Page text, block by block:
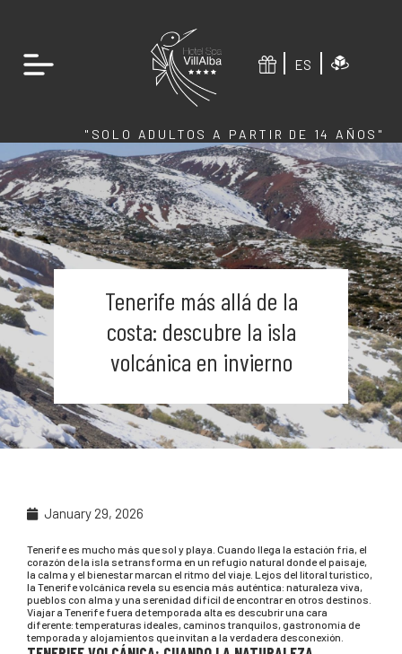
ES
"SOLO ADULTOS A PARTIR DE 14 AÑOS"
Tenerife más allá de la
costa: descubre la isla
volcánica en invierno
January 29, 2026
Tenerife es mucho más que sol y playa. Cuando llega la estación fría, el
corazón de la isla se transforma en un refugio natural donde el paisaje,
la calma y el bienestar marcan el ritmo del viaje. Lejos del litoral turístico,
la Tenerife volcánica revela su esencia más auténtica: naturaleza viva,
pueblos con alma y una serenidad difícil de encontrar en otros destinos.
Viajar a Tenerife fuera de temporada alta es descubrir una cara
diferente: temperaturas ideales, caminos tranquilos, gastronomía de
temporada y alojamientos que invitan a la verdadera desconexión.